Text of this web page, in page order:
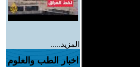
المزيد.....
اخبار الطب والعلوم